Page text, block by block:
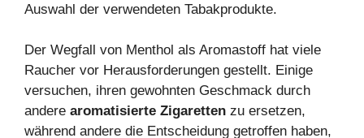
Auswahl der verwendeten Tabakprodukte.
Der Wegfall von Menthol als Aromastoff hat viele
Raucher vor Herausforderungen gestellt. Einige
versuchen, ihren gewohnten Geschmack durch
andere aromatisierte Zigaretten zu ersetzen,
während andere die Entscheidung getroffen haben,